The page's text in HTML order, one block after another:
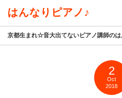
はんなりピアノ♪
京都生まれ☆音大出てないピアノ講師のは
2
Oct
2018